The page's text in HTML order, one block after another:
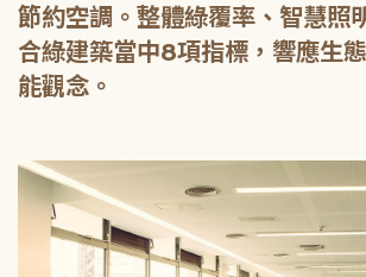
節約空調。整體綠覆率、智慧照
合綠建築當中8項指標，響應生
能觀念。